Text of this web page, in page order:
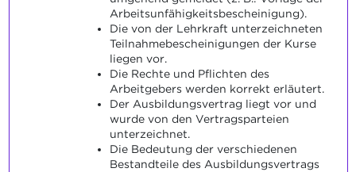
Arbeitsunfähigkeitsbescheinigung).
Die von der Lehrkraft unterzeichneten
Teilnahmebescheinigungen der Kurse
liegen vor.
Die Rechte und Pflichten des
Arbeitgebers werden korrekt erläutert.
Der Ausbildungsvertrag liegt vor und
wurde von den Vertragsparteien
unterzeichnet.
Die Bedeutung der verschiedenen
Bestandteile des Ausbildungsvertrags